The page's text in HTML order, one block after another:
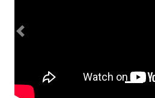
Previous